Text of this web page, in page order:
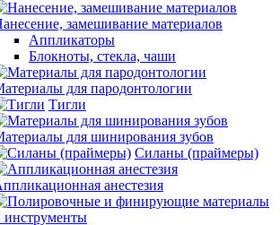
замешивание материалов
Аппликаторы
Блокноты, стекла, чаши
для пародонтологии
Тигли
для шинирования зубов
Силаны (праймеры)
анестезия